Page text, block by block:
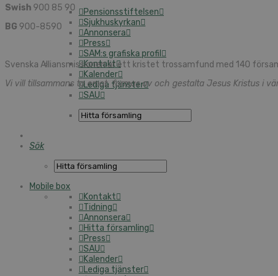
Pensionsstiftelsen
Sjukhuskyrkan
Annonsera
Press
SAM:s grafiska profil
Kontakt
Kalender
Lediga tjänster
SAU
Sök
Mobile box
Kontakt
Tidning
Annonsera
Hitta församling
Press
SAU
Kalender
Lediga tjänster
Swish 900 85 90
BG 900-8590
Svenska Alliansmissionen är ett kristet trossamfund med 140
Vi vill tillsammans ta emot, formas av och gestalta Jesus Kristus i